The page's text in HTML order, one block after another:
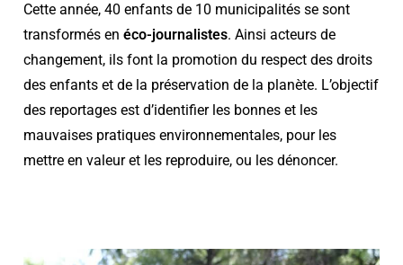
Cette année, 40 enfants de 10 municipalités se sont
transformés en éco-journalistes. Ainsi acteurs de
changement, ils font la promotion du respect des droits
des enfants et de la préservation de la planète. L’objectif
des reportages est d’identifier les bonnes et les
mauvaises pratiques environnementales, pour les
mettre en valeur et les reproduire, ou les dénoncer.